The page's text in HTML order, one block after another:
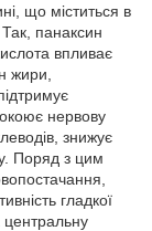
що міститься в
панаксин
впливає
жири,
нервову
знижує
Поряд з цим
гладкої